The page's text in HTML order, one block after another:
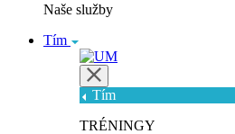
Naše služby
Tím
Tím
TRÉNINGY